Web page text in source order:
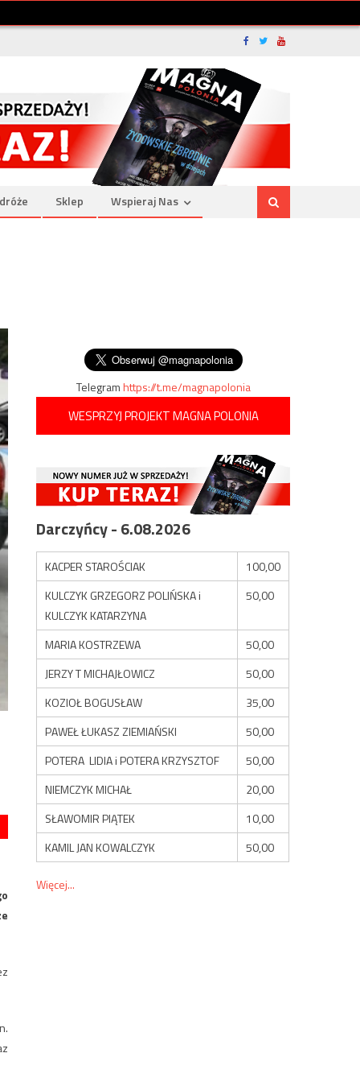
Sklep Wspieraj Nas
Telegramhttps://t.me/magnapolonia
WESPRZYJ PROJEKT MAGNA POLONIA
Darczyńcy - 6.08.2026
KACPER STAROŚCIAK
100,00
KULCZYK GRZEGORZ POLIŃSKA i
KULCZYK KATARZYNA
50,00
MARIA KOSTRZEWA
50,00
JERZY T MICHAJŁOWICZ
50,00
KOZIOŁ BOGUSŁAW
35,00
PAWEŁ ŁUKASZ ZIEMIAŃSKI
50,00
POTERA LIDIA i POTERA KRZYSZTOF
50,00
NIEMCZYK MICHAŁ
20,00
SŁAWOMIR PIĄTEK
10,00
KAMIL JAN KOWALCZYK
50,00
Więcej...